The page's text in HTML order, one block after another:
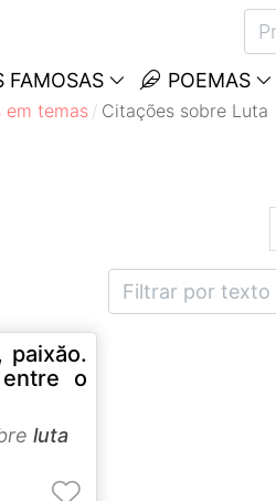
FAMOSAS POEMAS
em temas Citações sobre Luta
paixăo.
o
luta